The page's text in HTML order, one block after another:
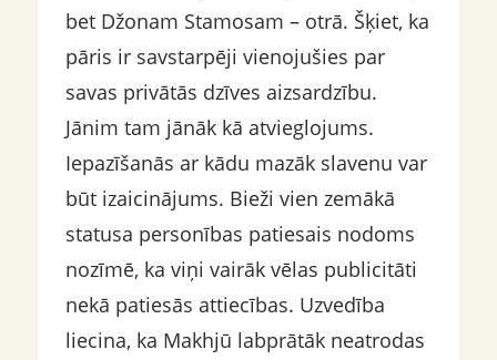
bet Džonam Stamosam – otrā. Šķiet, ka
pāris ir savstarpēji vienojušies par
savas privātās dzīves aizsardzību.
Jānim tam jānāk kā atvieglojums.
Iepazīšanās ar kādu mazāk slavenu var
būt izaicinājums. Bieži vien zemākā
statusa personības patiesais nodoms
nozīmē, ka viņi vairāk vēlas publicitāti
nekā patiesās attiecības. Uzvedība
liecina, ka Makhjū labprātāk neatrodas